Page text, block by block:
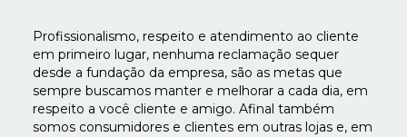
Profissionalismo, respeito e atendimento ao cliente
em primeiro lugar, nenhuma reclamação sequer
desde a fundação da empresa, são as metas que
sempre buscamos manter e melhorar a cada dia, em
respeito a você cliente e amigo. Afinal também
somos consumidores e clientes em outras lojas e, em